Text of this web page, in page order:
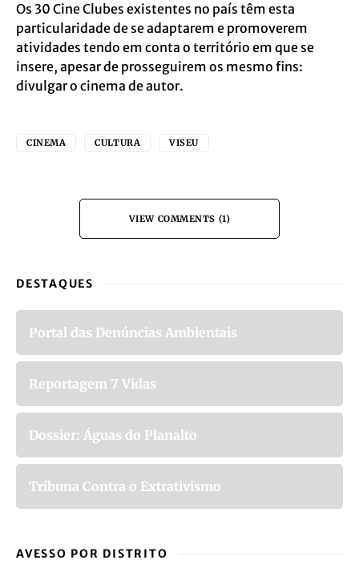
Os 30 Cine Clubes existentes no país têm esta
particularidade de se adaptarem e promoverem
atividades tendo em conta o território em que se
insere, apesar de prosseguirem os mesmo fins:
divulgar o cinema de autor.
CINEMA CULTURA VISEU
VIEW COMMENTS (1)
DESTAQUES
Portal das Denúncias Ambientais
Reportagem 7 Vidas
Dossier: Águas do Planalto
Tribuna Contra o Extrativismo
AVESSO POR DISTRITO